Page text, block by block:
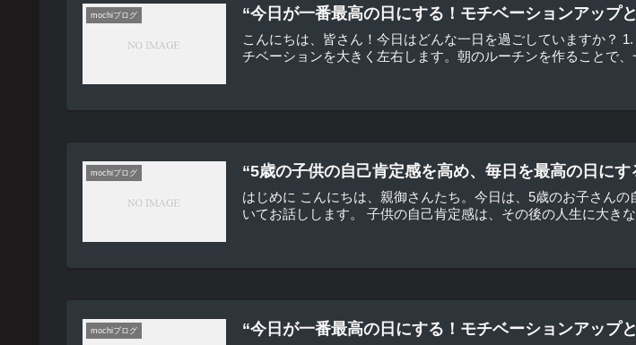
mochiブログ “今日が一番最高の日にする！モチベーションアップ
こんにちは、皆さん！今日はどんな一日を過ごしていますか？
チベーションを大きく左右します。朝のルーチンを作ることで
mochiブログ “5歳の子供の自己肯定感を高め、毎日を最高の日に
はじめに こんにちは、親御さんたち。今日は、5歳のお子さん
いてお話しします。 子供の自己肯定感は、その後の人生に大き
mochiブログ “今日が一番最高の日にする！モチベーションアップ